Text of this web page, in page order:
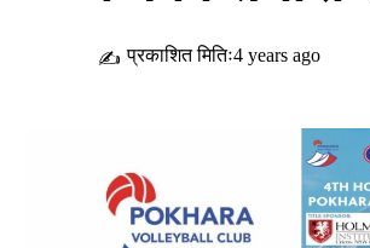
✍ प्रकाशित मितिः4 years ago